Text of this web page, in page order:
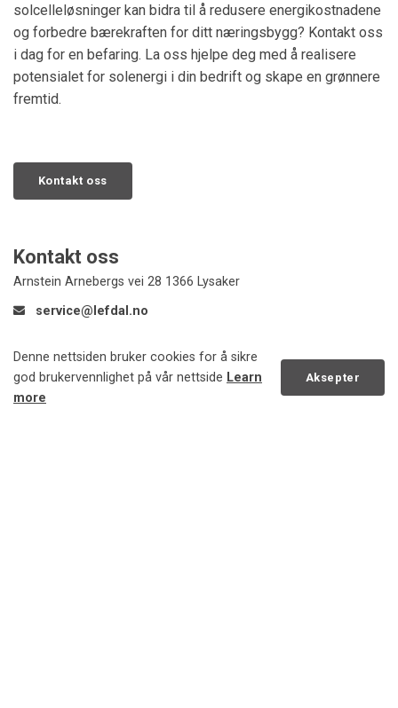
solcelleløsninger kan bidra til å redusere energikostnadene
og forbedre bærekraften for ditt næringsbygg? Kontakt oss
i dag for en befaring. La oss hjelpe deg med å realisere
potensialet for solenergi i din bedrift og skape en grønnere
fremtid.
Kontakt oss
Kontakt oss
Arnstein Arnebergs vei 28 1366 Lysaker
service@lefdal.no
Kontakskjema service
Denne nettsiden bruker cookies for å sikre
god brukervennlighet på vår nettside Learn
more
Aksepter